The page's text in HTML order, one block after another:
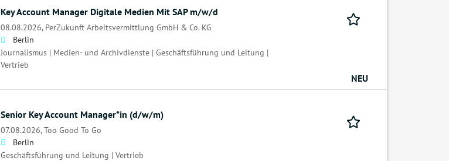
Key Account Manager Digitale Medien Mit SAP m/w/d
08.08.2026, PerZukunft Arbeitsvermittlung GmbH & Co. KG
Berlin
Journalismus | Medien- und Archivdienste | Geschäftsführung und Leitung |
Vertrieb
NEU
Senior Key Account Manager*in (d/w/m)
07.08.2026,Too Good To Go
Berlin
Geschäftsführung und Leitung | Vertrieb